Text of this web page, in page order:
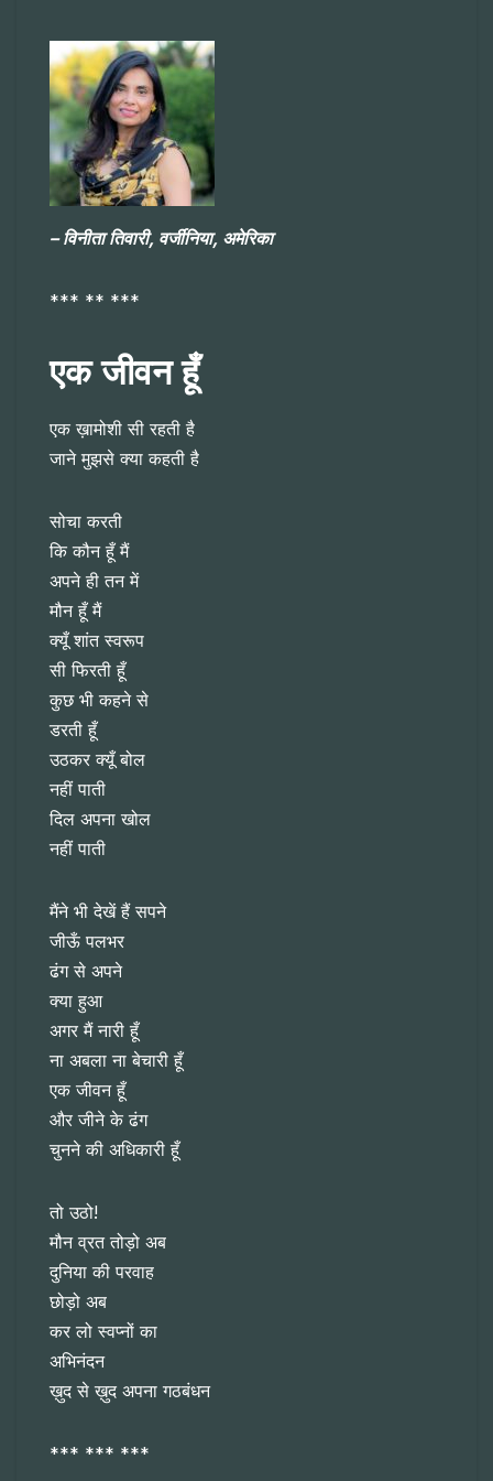
– विनीता तिवारी, वर्जीनिया, अमेरिका
*** ** ***
एक जीवन हूँ
एक ख़ामोशी सी रहती है
जाने मुझसे क्या कहती है
सोचा करती
कि कौन हूँ मैं
अपने ही तन में
मौन हूँ मैं
क्यूँ शांत स्वरूप
सी फिरती हूँ
कुछ भी कहने से
डरती हूँ
उठकर क्यूँ बोल
नहीं पाती
दिल अपना खोल
नहीं पाती
मैंने भी देखें हैं सपने
जीऊँ पलभर
ढंग से अपने
क्या हुआ
अगर मैं नारी हूँ
ना अबला ना बेचारी हूँ
एक जीवन हूँ
और जीने के ढंग
चुनने की अधिकारी हूँ
तो उठो!
मौन व्रत तोड़ो अब
दुनिया की परवाह
छोड़ो अब
कर लो स्वप्नों का
अभिनंदन
ख़ुद से ख़ुद अपना गठबंधन
*** *** ***